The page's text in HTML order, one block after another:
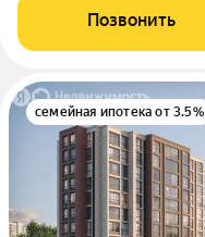
Позвонить
семейная ипотека от 3.5%